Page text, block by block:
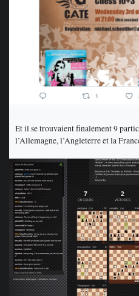
Et il se trouvaient finalement 9
l’Allemagne, l’Angleterre et la